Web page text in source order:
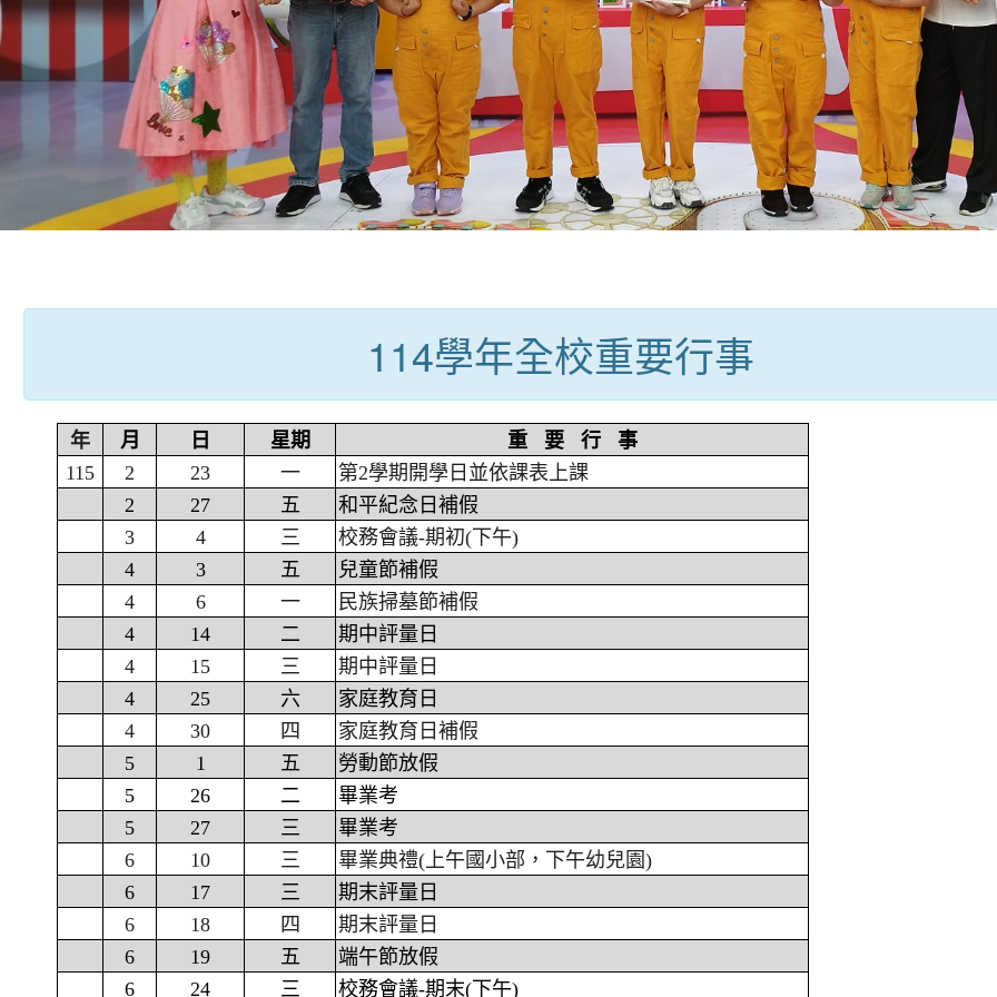
114學年全校重要行事
年 月 日 星期
重 要 行 事
115
2 23 一
第2學期開學日並依課表上課
2
27 五
和平紀念日補假
3
4 三
校務會議-期初(下午)
4
3 五
兒童節補假
4
6 一
民族掃墓節補假
4
14 二
期中評量日
4
15 三
期中評量日
4
25 六
家庭教育日
4
30 四
家庭教育日補假
5
1 五
勞動節放假
5
26 二
畢業考
5
27 三
畢業考
6
10 三
畢業典禮(上午國小部，下午幼兒園)
6
17 三
期末評量日
6
18 四
期末評量日
6
19 五
端午節放假
6
24 三
校務會議-期末(下午)